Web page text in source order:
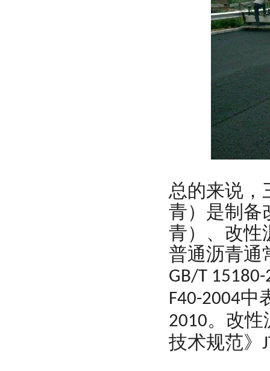
总的来说，
青）是制备
青）、改性
普通沥青通
GB/T
F40-2004中
2010。改性
技术规范》